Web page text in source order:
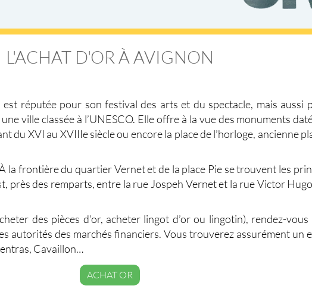
L'ACHAT D'OR À AVIGNON
réputée pour son festival des arts et du spectacle, mais
ville classée à l’UNESCO. Elle offre à la vue des monuments
du XVI au XVIIIe siècle ou encore la place de l’horloge, ancienne
la frontière du quartier Vernet et de la place Pie se trouvent les
près des remparts, entre la rue Jospeh Vernet et la rue Victor
des pièces d’or, acheter lingot d’or ou lingotin), rendez-
autorités des marchés financiers. Vous trouverez assurément un
Cavaillon…
ACHAT OR